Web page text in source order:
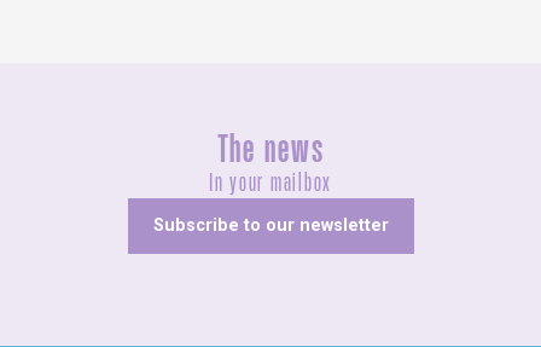
The news
In your mailbox
Subscribe to our newsletter